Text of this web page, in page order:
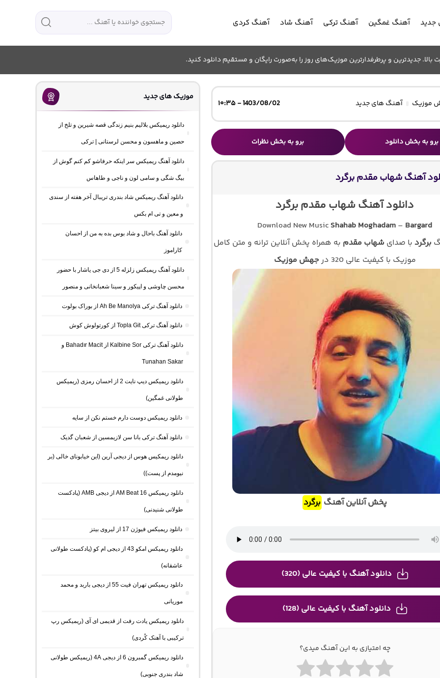
جدید آهنگ غمگین آهنگ ترکی آهنگ شاد آهنگ کردی
جدیدترین و پرطرفدارترین موزیک‌های روز را به‌صورت رایگان و مستقیم دانلود کنید.
موزیک آهنگ های جدید 1403/08/02 - ۱۰:۳۵
برو به بخش دانلود برو به بخش نظرات
آهنگ شهاب مقدم برگرد
دانلود آهنگ شهاب مقدم برگرد
Download New Music Shahab Moghadam – Bargard
برگرد با صدای شهاب مقدم به همراه پخش آنلاین ترانه و متن کامل
موزیک با کیفیت عالی 320 در
جهش موزیک
پخش آنلاین آهنگ برگرد
دانلود آهنگ با کیفیت عالی (320)
دانلود آهنگ با کیفیت عالی (128)
چه امتیازی به این آهنگ میدی؟
موزیک های جدید
دانلود ریمیکس بلالیم بنیم زندگی قصه شیرین و تلخ از
حصین و ماهسون و محسن لرستانی | ترکی
دانلود آهنگ ریمیکس سر اینکه حرفاشو کم کنم گوش از
بیگ شگی و سامی لون و ناجی و طاهاس
دانلود آهنگ ریمیکس شاد بندری تریبال آخر هفته از سندی
و معین و تی ام بکس
دانلود آهنگ باحال و شاد بوس بده به من از احسان
کاراموز
دانلود آهنگ ریمیکس زلزله 5 از دی جی یاشار با حضور
محسن چاوشی و اپیکور و سینا شعبانخانی و منصور
دانلود آهنگ ترکی Ah Be Manolya از بوراک بولوت
دانلود آهنگ ترکی Topla Git از کورتولوش کوش
دانلود آهنگ ترکی Kalbine Sor از Bahadır Macit و
Tunahan Sakar
دانلود ریمیکس دیپ نایت 2 از احسان رمزی (ریمیکس
طولانی غمگین)
دانلود ریمیکس دوست دارم خستم نکن از سایه
دانلود آهنگ ترکی بانا سن لازیمسین از شعبان گدیک
دانلود ریمکیس هوس از دیجی آرین (این خیابونای خالی (بر
نیومدم از پست))
دانلود ریمیکس AM Beat 16 از دیجی AMB (پادکست
طولانی شنیدنی)
دانلود ریمیکس فیوژن 17 از لیروی بیتز
دانلود ریمیکس امکو 43 از دیجی ام کو (پادکست طولانی
عاشقانه)
دانلود ریمیکس تهران فیت 55 از دیجی باربد و محمد
موریانی
دانلود ریمیکس یادت رفت از قدیمی ای آی (ریمیکس رپ
ترکیبی با آهنک کُردی)
دانلود ریمیکس گمبرون 6 از دیجی 4A (ریمیکس طولانی
شاد بندری جنوبی)